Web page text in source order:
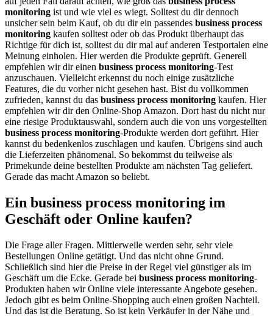
monitoring ist und wie viel es wiegt. Solltest du dir dennoch
unsicher sein beim Kauf, ob du dir ein passendes business process
monitoring kaufen solltest oder ob das Produkt überhaupt das
Richtige für dich ist, solltest du dir mal auf anderen Testportalen eine
Meinung einholen. Hier werden die Produkte geprüft. Generell
empfehlen wir dir einen business process monitoring-Test
anzuschauen. Vielleicht erkennst du noch einige zusätzliche
Features, die du vorher nicht gesehen hast. Bist du vollkommen
zufrieden, kannst du das business process monitoring kaufen. Hier
empfehlen wir dir den Online-Shop Amazon. Dort hast du nicht nur
eine riesige Produktauswahl, sondern auch die von uns vorgestellten
business process monitoring-Produkte werden dort geführt. Hier
kannst du bedenkenlos zuschlagen und kaufen. Übrigens sind auch
die Lieferzeiten phänomenal. So bekommst du teilweise als
Primekunde deine bestellten Produkte am nächsten Tag geliefert.
Gerade das macht Amazon so beliebt.
Ein business process monitoring im
Geschäft oder Online kaufen?
Die Frage aller Fragen. Mittlerweile werden sehr, sehr viele
Bestellungen Online getätigt. Und das nicht ohne Grund.
Schließlich sind hier die Preise in der Regel viel günstiger als im
Geschäft um die Ecke. Gerade bei business process monitoring-
Produkten haben wir Online viele interessante Angebote gesehen.
Jedoch gibt es beim Online-Shopping auch einen großen Nachteil.
Und das ist die Beratung. So ist kein Verkäufer in der Nähe und